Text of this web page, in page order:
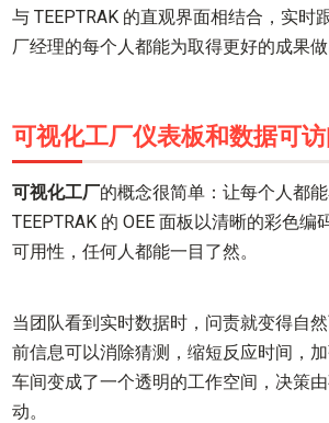
与 TEEPTRAK 的直观界面相结合，实时
厂经理的每个人都能为取得更好的成果做
可视化工厂仪表板和数据可
可视化工厂的概念很简单：让每个人都能
TEEPTRAK 的 OEE 面板以清晰的彩色编
可用性，任何人都能一目了然。
当团队看到实时数据时，问责就变得自
前信息可以消除猜测，缩短反应时间，
车间变成了一个透明的工作空间，决策
动。